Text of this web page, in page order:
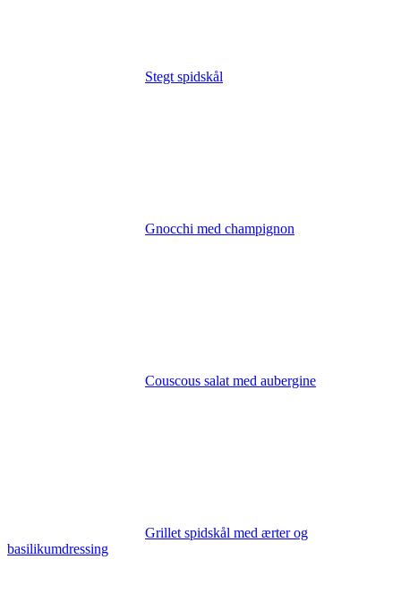
Stegt spidskål
Gnocchi med champignon
Couscous salat med aubergine
Grillet spidskål med ærter og
basilikumdressing